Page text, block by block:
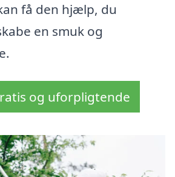
få den hjælp, du
en smuk og
og uforpligtende